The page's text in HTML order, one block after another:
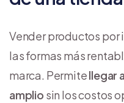
Vender productos por
las formas más
marca. Permitellegar
amplio sin los costos